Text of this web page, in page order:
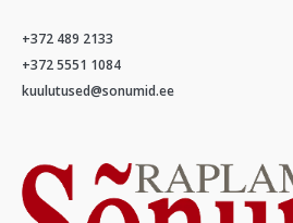
+372 489 2133
+372 5551 1084
kuulutused@sonumid.ee